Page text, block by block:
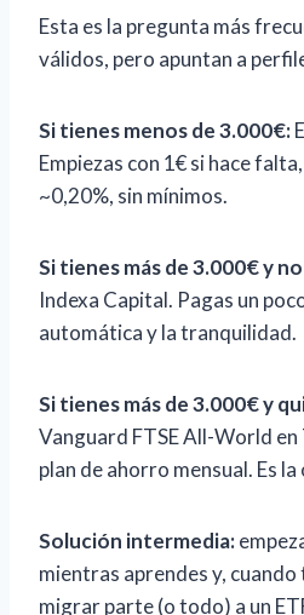
Esta es la pregunta más
válidos, pero apuntan a
Si tienes menos de 3.000€:
Empiezas con 1€ si hace
~0,20%, sin mínimos.
Si tienes más de 3.000€ y
Indexa Capital. Pagas un
automática y la tranquilidad.
Si tienes más de 3.000€ y
Vanguard FTSE All-World en
plan de ahorro mensual. Es
Solución intermedia:
mientras aprendes y,
migrar parte (o todo) a un